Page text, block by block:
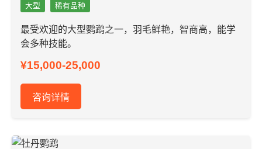
大型 稀有品种
最受欢迎的大型鹦鹉之一，羽毛鲜艳，智商高，能学
会多种技能。
¥15,000-25,000
咨询详情